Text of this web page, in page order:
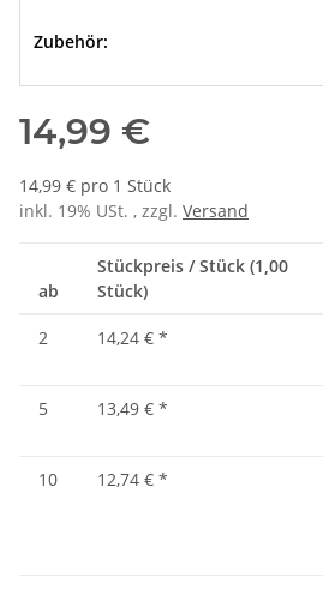
Zubehör:
14,99 €
14,99 € pro 1 Stück
inkl. 19% USt. , zzgl. Versand
ab
Stückpreis / Stück (1,00
Stück)
2 14,24 € *
5
13,49 € *
10
12,74 € *